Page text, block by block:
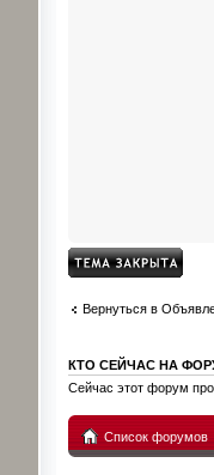
Topic locked
Вернуться в
КТО СЕЙЧАС НА
Сейчас этот форум
Список форумов